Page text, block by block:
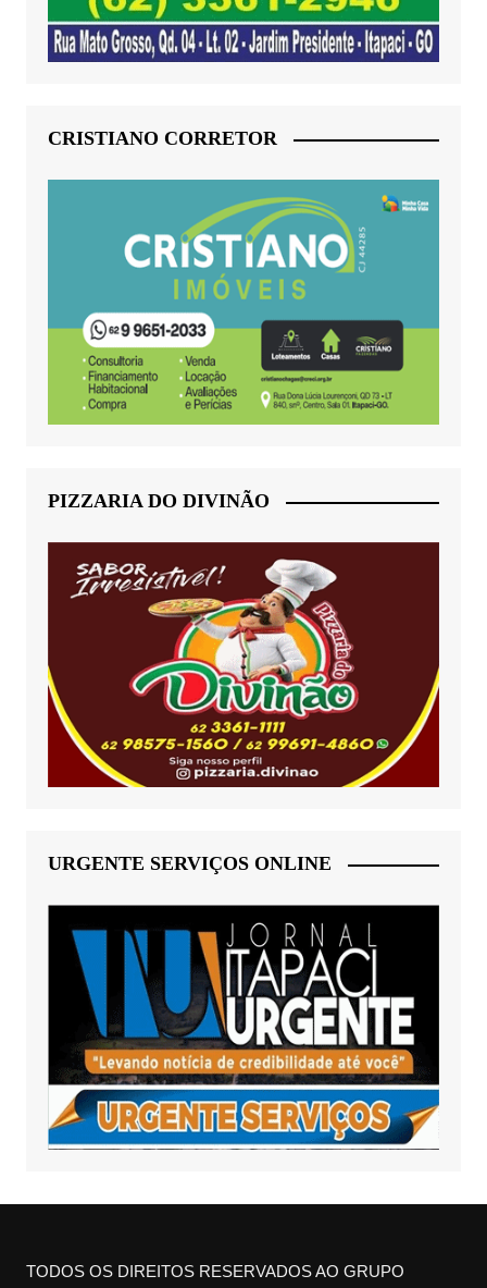
CRISTIANO CORRETOR
PIZZARIA DO DIVINÃO
URGENTE SERVIÇOS ONLINE
TODOS OS DIREITOS RESERVADOS AO GRUPO